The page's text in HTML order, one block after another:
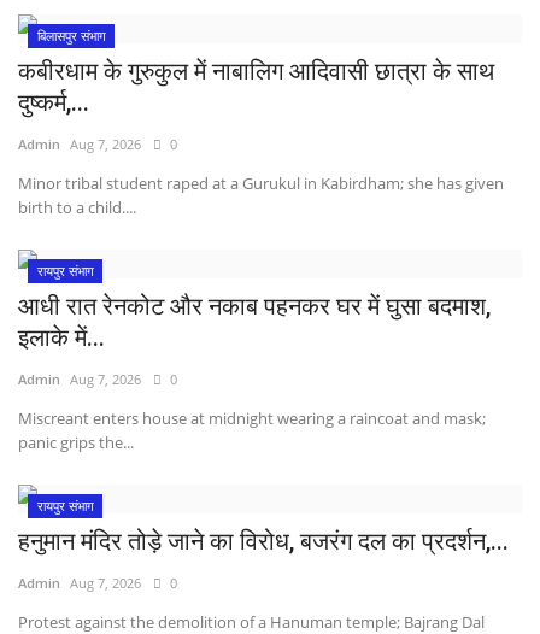
बिलासपुर संभाग
कबीरधाम के गुरुकुल में नाबालिग आदिवासी छात्रा के साथ
दुष्कर्म,...
Admin Aug 7, 2026 0
Minor tribal student raped at a Gurukul in Kabirdham; she has given
birth to a child....
रायपुर संभाग
आधी रात रेनकोट और नकाब पहनकर घर में घुसा बदमाश,
इलाके में...
Admin Aug 7, 2026 0
Miscreant enters house at midnight wearing a raincoat and mask;
panic grips the...
रायपुर संभाग
हनुमान मंदिर तोड़े जाने का विरोध, बजरंग दल का प्रदर्शन,...
Admin Aug 7, 2026 0
Protest against the demolition of a Hanuman temple; Bajrang Dal